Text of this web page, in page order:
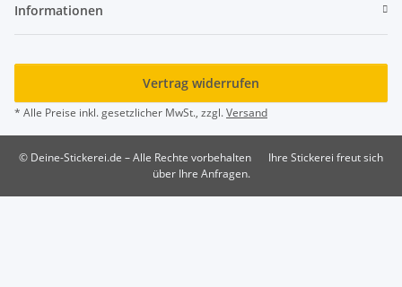
Informationen
Vertrag widerrufen
* Alle Preise inkl. gesetzlicher MwSt., zzgl.Versand
© Deine-Stickerei.de – Alle Rechte vorbehalten
Ihre Stickerei freut sich
über Ihre Anfragen.